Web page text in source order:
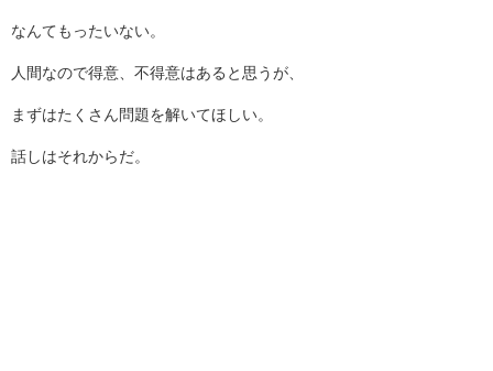
なんてもったいない。
人間なので得意、不得意はあると思うが、
まずはたくさん問題を解いてほしい。
話しはそれからだ。